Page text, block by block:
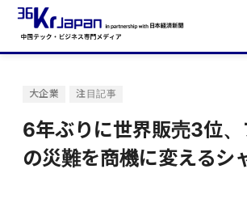
大企業 注目記事
6年ぶりに世界販売3位、
の災難を商機に変えるシ